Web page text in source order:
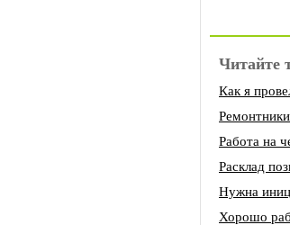
Читайте
Как я
Работа на
Расклад
Нужна
Хорошо